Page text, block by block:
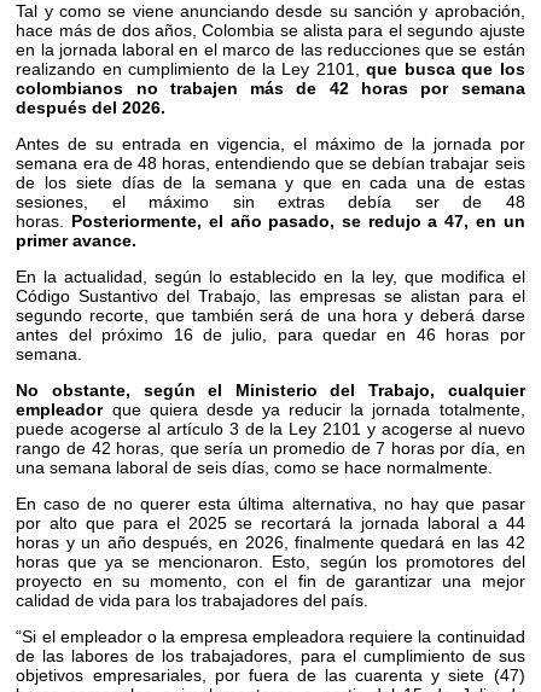
Tal y como se viene anunciando desde su sanción y aprobación,
hace más de dos años, Colombia se alista para el segundo ajuste
en la jornada laboral en el marco de las reducciones que se están
realizando en cumplimiento de la Ley 2101,que busca que los
colombianos no trabajen más de 42 horas por semana
después del 2026.
Antes de su entrada en vigencia, el máximo de la jornada por
semana era de 48 horas, entendiendo que se debían trabajar seis
de los siete días de la semana y que en cada una de estas
sesiones, el máximo sin extras debía ser de 48
horas. Posteriormente, el año pasado, se redujo a 47, en un
primer avance.
En la actualidad, según lo establecido en la ley, que modifica el
Código Sustantivo del Trabajo, las empresas se alistan para el
segundo recorte, que también será de una hora y deberá darse
antes del próximo 16 de julio, para quedar en 46 horas por
semana.
No obstante, según el Ministerio del Trabajo, cualquier
empleadorque quiera desde ya reducir la jornada totalmente,
puede acogerse al artículo 3 de la Ley 2101 y acogerse al nuevo
rango de 42 horas, que sería un promedio de 7 horas por día, en
una semana laboral de seis días, como se hace normalmente.
En caso de no querer esta última alternativa, no hay que pasar
por alto que para el 2025 se recortará la jornada laboral a 44
horas y un año después, en 2026, finalmente quedará en las 42
horas que ya se mencionaron. Esto, según los promotores del
proyecto en su momento, con el fin de garantizar una mejor
calidad de vida para los trabajadores del país.
“Si el empleador o la empresa empleadora requiere la continuidad
de las labores de los trabajadores, para el cumplimiento de sus
objetivos empresariales, por fuera de las cuarenta y siete (47)